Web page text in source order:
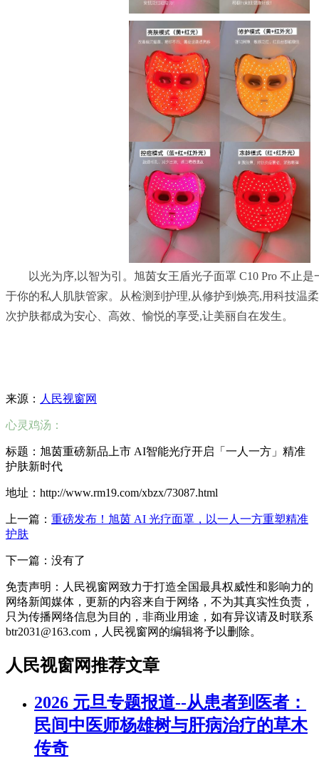
以光为序,以智为引。旭茵女王盾光子面罩 C10 Pro 不止
于你的私人肌肤管家。从检测到护理,从修护到焕亮,用科技温
次护肤都成为安心、高效、愉悦的享受,让美丽自在发生。
来源： 人民视窗网
心灵鸡汤：
标题：旭茵重磅新品上市 AI智能光疗开启「一人一方」精准
护肤新时代
地址：http://www.rm19.com/xbzx/73087.html
上一篇： 重磅发布！旭茵 AI 光疗面罩，以一人一方重塑精准
护肤
下一篇：没有了
免责声明：人民视窗网致力于打造全国最具权威性和影响力的
网络新闻媒体，更新的内容来自于网络，不为其真实性负责，
只为传播网络信息为目的，非商业用途，如有异议请及时联系
btr2031@163.com，人民视窗网的编辑将予以删除。
人民视窗网推荐文章
2026 元旦专题报道--从患者到医者：
民间中医师杨雄树与肝病治疗的草木
传奇